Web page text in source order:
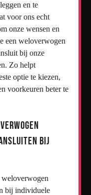
en te
voor ons echt
onze wensen en
een weloverwogen
bij onze
Zo helpt
optie te kiezen,
voorkeuren beter te
bij
bij individuele